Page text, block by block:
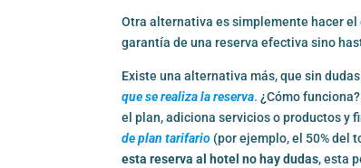
Otra alternativa es simplemente hacer
garantía de una reserva efectiva sino
Existe una alternativa más, que sin
que se realiza la reserva. ¿Cómo
el plan, adiciona servicios o productos y
de plan tarifario (por ejemplo, el 50% del
esta reserva al hotel no hay dudas, esta